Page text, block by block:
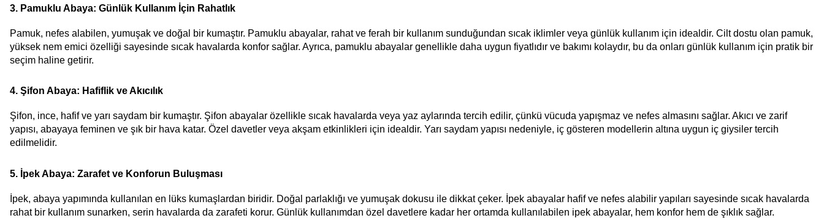
3. Pamuklu Abaya: Günlük Kullanım İçin Rahatlık
Pamuk, nefes alabilen, yumuşak ve doğal bir kumaştır. Pamuklu abayalar, rahat ve ferah bir kullanım sunduğundan sıcak iklimler veya günlük kullanım için idealdir. Cilt dostu olan pamuk,
yüksek nem emici özelliği sayesinde sıcak havalarda konfor sağlar. Ayrıca, pamuklu abayalar genellikle daha uygun fiyatlıdır ve bakımı kolaydır, bu da onları günlük kullanım için pratik bir
seçim haline getirir.
4. Şifon Abaya: Hafiflik ve Akıcılık
Şifon, ince, hafif ve yarı saydam bir kumaştır. Şifon abayalar özellikle sıcak havalarda veya yaz aylarında tercih edilir, çünkü vücuda yapışmaz ve nefes almasını sağlar. Akıcı ve zarif
yapısı, abayaya feminen ve şık bir hava katar. Özel davetler veya akşam etkinlikleri için idealdir. Yarı saydam yapısı nedeniyle, iç gösteren modellerin altına uygun iç giysiler tercih
edilmelidir.
5. İpek Abaya: Zarafet ve Konforun Buluşması
İpek, abaya yapımında kullanılan en lüks kumaşlardan biridir. Doğal parlaklığı ve yumuşak dokusu ile dikkat çeker. İpek abayalar hafif ve nefes alabilir yapıları sayesinde sıcak havalarda
rahat bir kullanım sunarken, serin havalarda da zarafeti korur. Günlük kullanımdan özel davetlere kadar her ortamda kullanılabilen ipek abayalar, hem konfor hem de şıklık sağlar.